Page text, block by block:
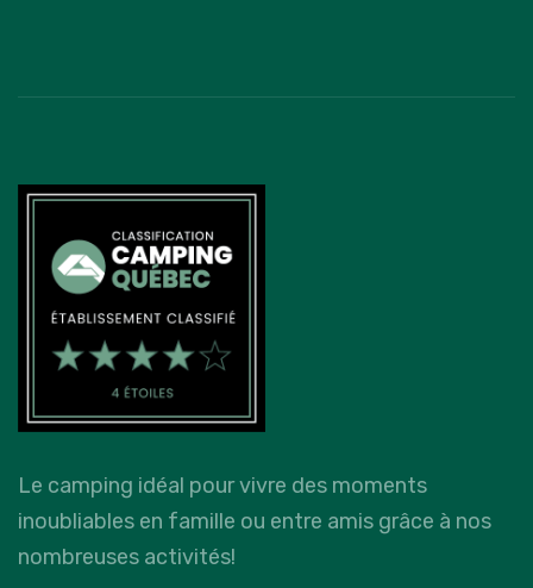
Le camping idéal pour vivre des moments
inoubliables en famille ou entre amis grâce à nos
nombreuses activités!